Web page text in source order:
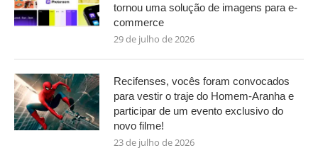
tornou uma solução de imagens para e-
commerce
29 de julho de 2026
Recifenses, vocês foram convocados
para vestir o traje do Homem-Aranha e
participar de um evento exclusivo do
novo filme!
23 de julho de 2026